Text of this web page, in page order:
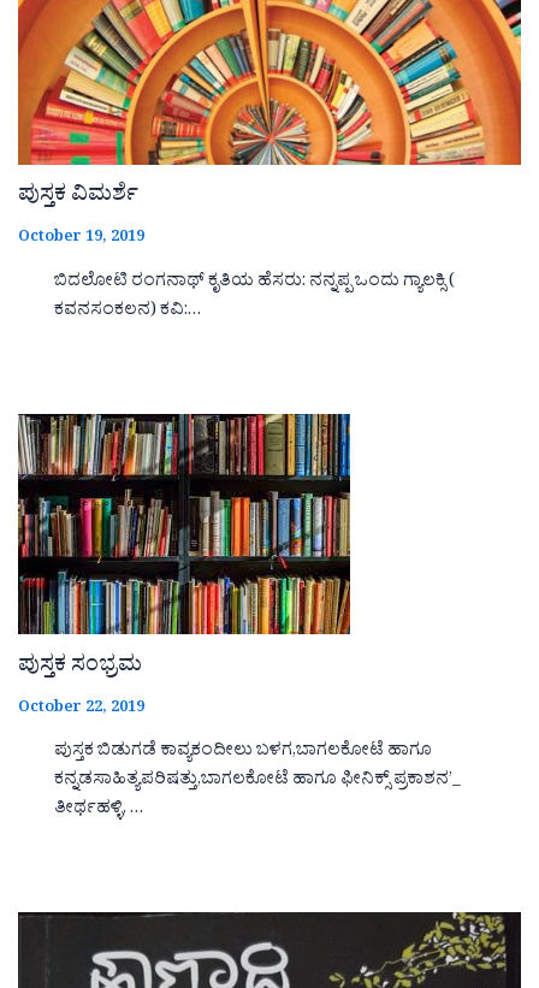
ಪುಸ್ತಕ ವಿಮರ್ಶೆ
October 19, 2019
ಬಿದಲೋಟಿ ರಂಗನಾಥ್ ಕೃತಿಯ ಹೆಸರು: ನನ್ನಪ್ಪ ಒಂದು ಗ್ಯಾಲಕ್ಸಿ (
ಕವನಸಂಕಲನ) ಕವಿ:…
ಪುಸ್ತಕ ಸಂಭ್ರಮ
October 22, 2019
ಪುಸ್ತಕ ಬಿಡುಗಡೆ ಕಾವ್ಯಕಂದೀಲು ಬಳಗ,ಬಾಗಲಕೋಟೆ ಹಾಗೂ
ಕನ್ನಡಸಾಹಿತ್ಯಪರಿಷತ್ತು,ಬಾಗಲಕೋಟೆ ಹಾಗೂ ಫೀನಿಕ್ಸ್ ಪ್ರಕಾಶನ’_
ತೀರ್ಥಹಳ್ಳಿ, …